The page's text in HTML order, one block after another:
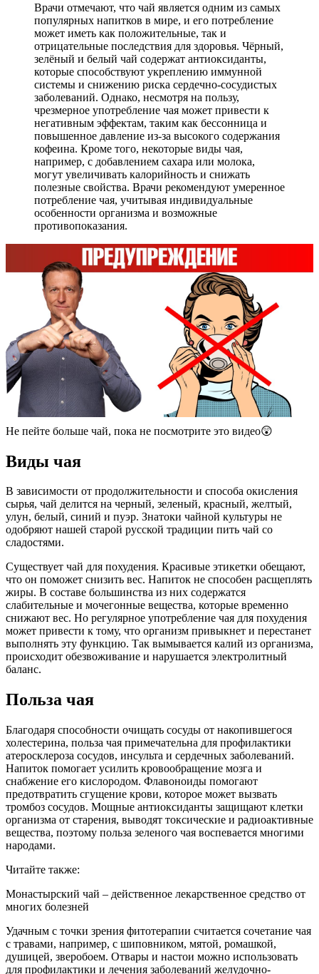
Врачи отмечают, что чай является одним из самых
популярных напитков в мире, и его потребление
может иметь как положительные, так и
отрицательные последствия для здоровья. Чёрный,
зелёный и белый чай содержат антиоксиданты,
которые способствуют укреплению иммунной
системы и снижению риска сердечно-сосудистых
заболеваний. Однако, несмотря на пользу,
чрезмерное употребление чая может привести к
негативным эффектам, таким как бессонница и
повышенное давление из-за высокого содержания
кофеина. Кроме того, некоторые виды чая,
например, с добавлением сахара или молока,
могут увеличивать калорийность и снижать
полезные свойства. Врачи рекомендуют умеренное
потребление чая, учитывая индивидуальные
особенности организма и возможные
противопоказания.
Не пейте больше чай, пока не посмотрите это видео😲
Виды чая
В зависимости от продолжительности и способа окисления
сырья, чай делится на черный, зеленый, красный, желтый,
улун, белый, синий и пуэр. Знатоки чайной культуры не
одобряют нашей старой русской традиции пить чай со
сладостями.
Существует чай для похудения. Красивые этикетки обещают,
что он поможет снизить вес. Напиток не способен расщеплять
жиры. В составе большинства из них содержатся
слабительные и мочегонные вещества, которые временно
снижают вес. Но регулярное употребление чая для похудения
может привести к тому, что организм привыкнет и перестанет
выполнять эту функцию. Так вымывается калий из организма,
происходит обезвоживание и нарушается электролитный
баланс.
Польза чая
Благодаря способности очищать сосуды от накопившегося
холестерина, польза чая примечательна для профилактики
атеросклероза сосудов, инсульта и сердечных заболеваний.
Напиток помогает усилить кровообращение мозга и
снабжение его кислородом. Флавоноиды помогают
предотвратить сгущение крови, которое может вызвать
тромбоз сосудов. Мощные антиоксиданты защищают клетки
организма от старения, выводят токсические и радиоактивные
вещества, поэтому польза зеленого чая воспевается многими
народами.
Читайте также:
Монастырский чай – действенное лекарственное средство от
многих болезней
Удачным с точки зрения фитотерапии считается сочетание чая
с травами, например, с шиповником, мятой, ромашкой,
душицей, зверобоем. Отвары и настои можно использовать
для профилактики и лечения заболеваний желудочно-